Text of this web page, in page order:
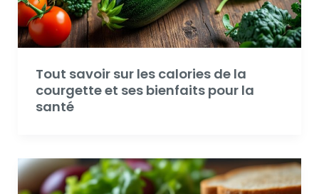
Tout savoir sur les calories de la
courgette et ses bienfaits pour la
santé